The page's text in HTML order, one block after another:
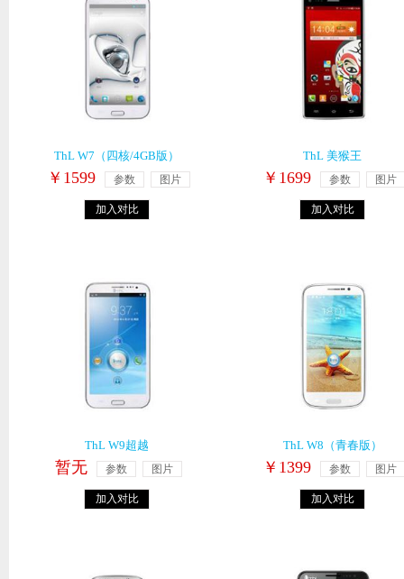
ThL W7（四核/4GB版）
￥1599 参数 图片
加入对比
ThL 美猴王
￥1699 参数 图片
加入对比
ThL W9超越
暂无 参数 图片
加入对比
ThL W8（青春版）
￥1399 参数 图片
加入对比